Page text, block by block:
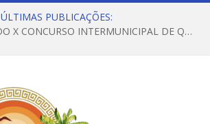
ÚLTIMAS PUBLICAÇÕES:
REGULAMENTO DO X CONCURSO INTERMUNICIPAL DE QUADRILHAS JUNINAS – 2026 – ARRAIÁ DA VENEZA